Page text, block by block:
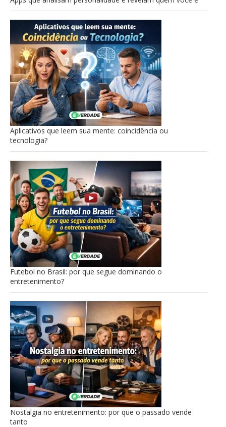
Aplicativos que leem sua mente: coincidência ou
tecnologia?
Futebol no Brasil: por que segue dominando o
entretenimento?
Nostalgia no entretenimento: por que o passado vende
tanto